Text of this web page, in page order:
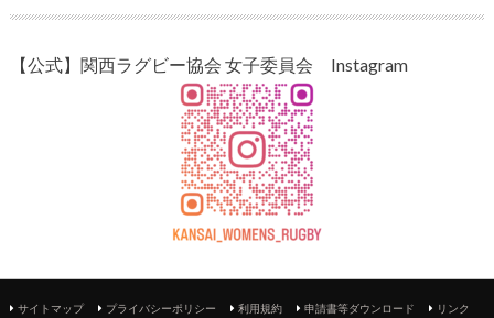
【公式】関西ラグビー協会 女子委員会 Instagram
サイトマップ プライバシーポリシー 利用規約 申請書等ダウンロード リンク